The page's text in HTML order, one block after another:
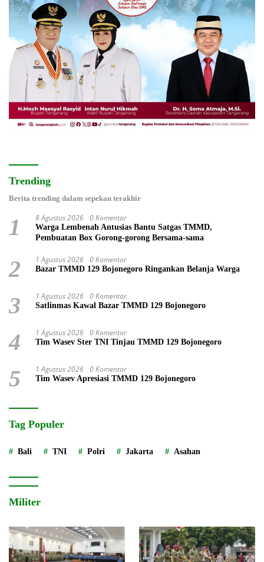
Trending
Berita trending dalam sepekan terakhir
1 8 Agustus 2026 0 Komentar
Warga Lembenah Antusias Bantu Satgas TMMD,
Pembuatan Box Gorong-gorong Bersama-sama
2 1 Agustus 2026 0 Komentar
Bazar TMMD 129 Bojonegoro Ringankan Belanja Warga
3 1 Agustus 2026 0 Komentar
Satlinmas Kawal Bazar TMMD 129 Bojonegoro
4 1 Agustus 2026 0 Komentar
Tim Wasev Ster TNI Tinjau TMMD 129 Bojonegoro
5 1 Agustus 2026 0 Komentar
Tim Wasev Apresiasi TMMD 129 Bojonegoro
Tag Populer
Bali TNI Polri Jakarta Asahan
Militer